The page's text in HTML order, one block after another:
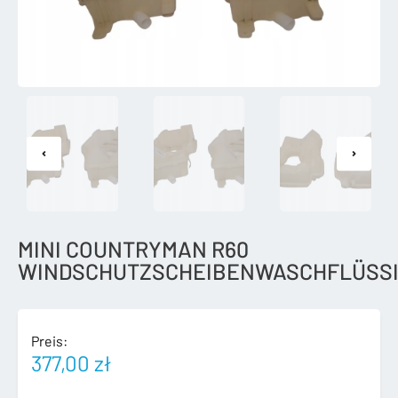
MINI COUNTRYMAN R60
Preis:
377,00 zł